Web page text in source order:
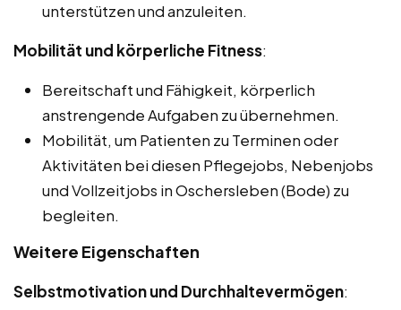
unterstützen und anzuleiten.
Mobilität und körperliche Fitness:
Bereitschaft und Fähigkeit, körperlich
anstrengende Aufgaben zu übernehmen.
Mobilität, um Patienten zu Terminen oder
Aktivitäten bei diesen Pflegejobs, Nebenjobs
und Vollzeitjobs in Oschersleben (Bode) zu
begleiten.
Weitere Eigenschaften
Selbstmotivation und Durchhaltevermögen: